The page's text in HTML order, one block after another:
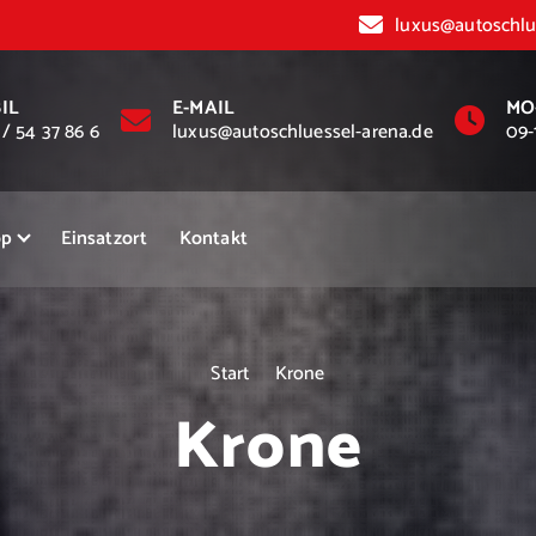
54 37 86 6
E-MAIL
luxus@autoschluessel-arena.de
Einsatzort Kontakt
Start Krone
Krone